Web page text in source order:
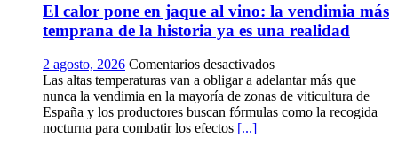
aire
libre
con
innovadora
ruta
sobre
micología
El calor pone en jaque al vino: la vendimia más
temprana de la historia ya es una realidad
2 agosto, 2026 Comentarios desactivadosen
El
calor
pone
Las altas temperaturas van a obligar a adelantar más que
nunca la vendimia en la mayoría de zonas de viticultura de
España y los productores buscan fórmulas como la recogida
nocturna para combatir los efectos [...]